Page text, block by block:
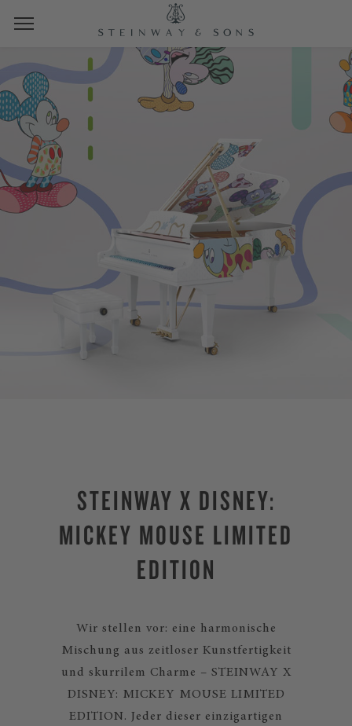
STEINWAY X DISNEY:
MICKEY MOUSE LIMITED
EDITION
Wir stellen vor: eine harmonische
Mischung aus zeitloser Kunstfertigkeit
und skurrilem Charme – STEINWAY X
DISNEY: MICKEY MOUSE LIMITED
EDITION. Jeder dieser einzigartigen